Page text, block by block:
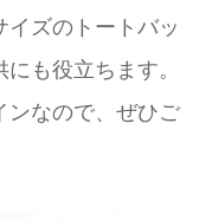
ズのトートバッ
も役立ちます。
ンなので、ぜひご